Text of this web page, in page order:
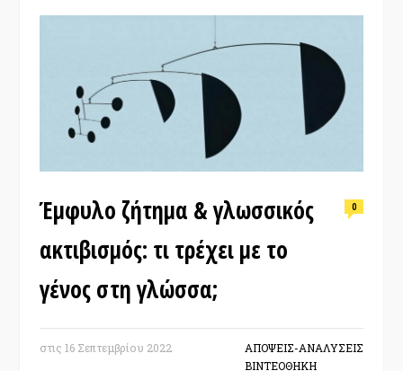
Έμφυλο ζήτημα & γλωσσικός
ακτιβισμός: τι τρέχει με το
γένος στη γλώσσα;
0
στις 16 Σεπτεμβρίου 2022
ΑΠΟΨΕΙΣ-ΑΝΑΛΥΣΕΙΣ
ΒΙΝΤΕΟΘΗΚΗ